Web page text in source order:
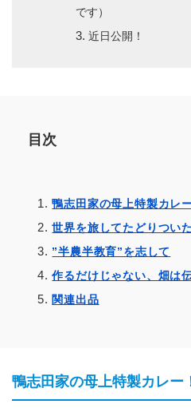
です）
近日公開！
目次
鴨志田家の母上特製カレ
世界を旅してたどりつい
”半農半教育”を志して
作るだけじゃない、畑は
関連出品
鴨志田家の母上特製カレー